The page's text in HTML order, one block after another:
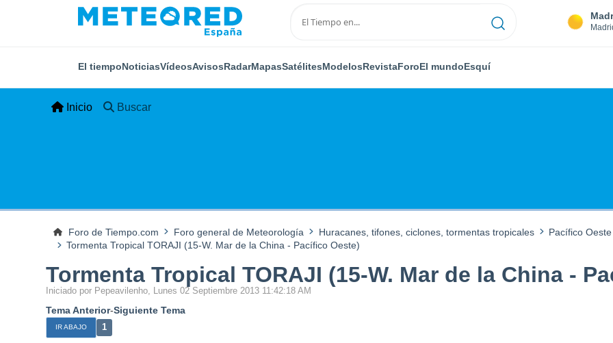
El tiempoNoticiasVídeosAvisosRadarMapasSatélitesModelosRevistaForoEl mundoEsquí
Inicio Buscar
Foro de Tiempo.com Foro general de Meteorología Huracanes, tifones, ciclones, tormentas tropicales
Pacífico Oeste
Tormenta Tropical TORAJI (15-W. Mar de la China - Pacífico Oeste)
Tormenta Tropical TORAJI (15-W. Mar de la China -
Iniciado por Pepeavilenho, Lunes 02 Septiembre 2013 11:42:18 AM
Tema Anterior-Siguiente Tema
IR ABAJO 1